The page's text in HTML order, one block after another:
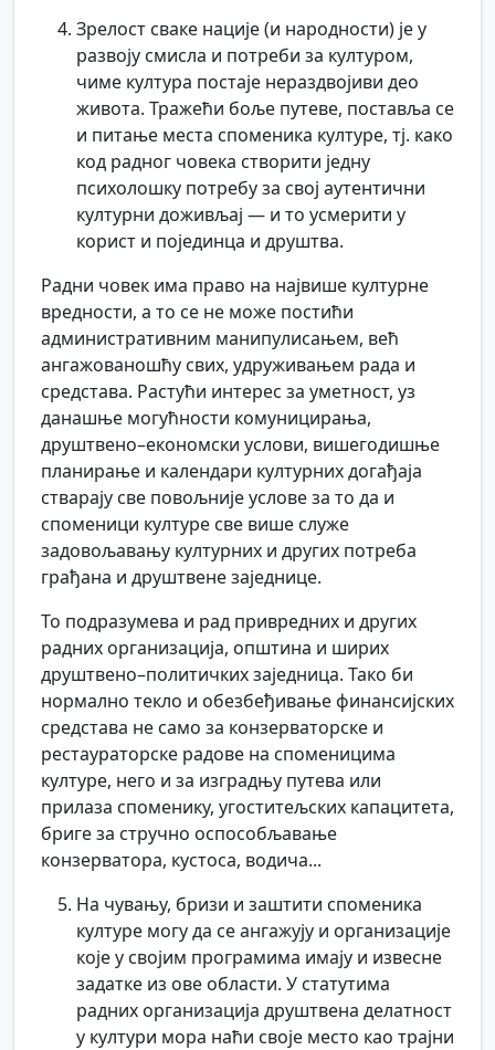
Зрелост сваке нације (и народности) је у
развоју смисла и потреби за културом,
чиме култура постаје нераздвојиви део
живота. Тражећи боље путеве, поставља се
и питање места споменика културе, тј. како
код радног човека створити једну
психолошку потребу за свој аутентични
културни доживљај — и то усмерити у
корист и појединца и друштва.
Радни човек има право на највише културне
вредности, а то се не може постићи
административним манипулисањем, већ
ангажованошћу свих, удруживањем рада и
средстава. Растући интерес за уметност, уз
данашње могућности комуницирања,
друштвено–економски услови, вишегодишње
планирање и календари културних догађаја
стварају све повољније услове за то да и
споменици културе све више служе
задовољавању културних и других потреба
грађана и друштвене заједнице.
То подразумева и рад привредних и других
радних организација, општина и ширих
друштвено–политичких заједница. Тако би
нормално текло и обезбеђивање финансијских
средстава не само за конзерваторске и
рестаураторске радове на споменицима
културе, него и за изградњу путева или
прилаза споменику, угоститељских капацитета,
бриге за стручно оспособљавање
конзерватора, кустоса, водича...
На чувању, бризи и заштити споменика
културе могу да се ангажују и организације
које у својим програмима имају и извесне
задатке из ове области. У статутима
радних организација друштвена делатност
у култури мора наћи своје место као трајни